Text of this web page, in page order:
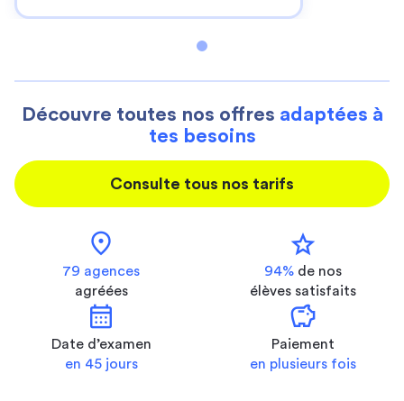
Découvre toutes nos offres adaptées à
tes besoins
Consulte tous nos tarifs
location_on
79 agences
agréées
star
94% de nos
élèves satisfaits
calendar_month
Date d’examen
en 45 jours
savings
Paiement
en plusieurs fois